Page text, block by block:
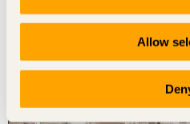
Allow